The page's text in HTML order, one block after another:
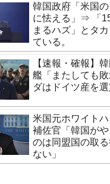
韓国政府「米国
に怯える」⇒ 「
まるハズ」とタ
ている。
【速報・確報】
艦「またしても
ダはドイツ産を選
米国元ホワイト
補佐官「韓国が
のは同盟国の取
ない」